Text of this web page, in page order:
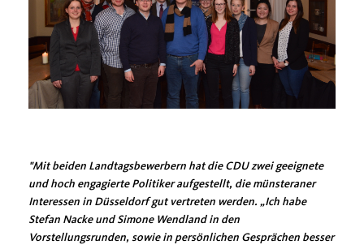
"Mit beiden Landtagsbewerbern hat die CDU zwei geeignete
und hoch engagierte Politiker aufgestellt, die münsteraner
Interessen in Düsseldorf gut vertreten werden. „Ich habe
Stefan Nacke und Simone Wendland in den
Vorstellungsrunden, sowie in persönlichen Gesprächen besser